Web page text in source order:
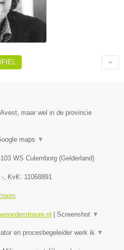
maar wel in de provincie
maps ▼
WS Culemborg (Gelderland)
- , KvK: 11068891
Screenshot ▼
en procesbegeleider werk ik ▼